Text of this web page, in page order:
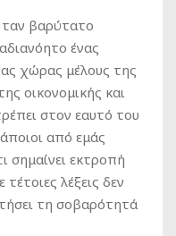
βαρύτατο
ένας
χώρας μέλους της
οικονομικής και
στον εαυτό του
από εμάς
σημαίνει εκτροπή
λέξεις δεν
τη σοβαρότητά